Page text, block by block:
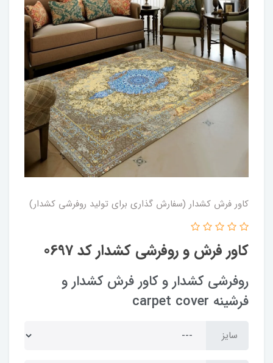
کاور فرش کشدار (سفارش گذاری برای تولید روفرشی کشدار)
کاور فرش و روفرشی کشدار کد 0697
روفرشی کشدار و کاور فرش کشدار و
فرشینه carpet cover
سایز